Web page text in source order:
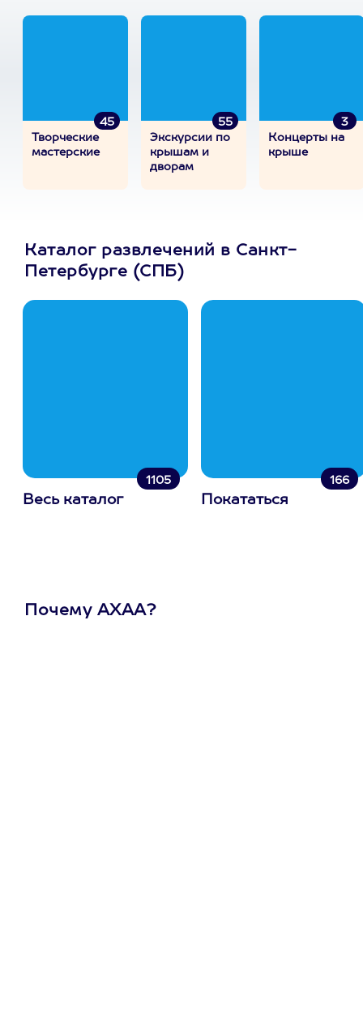
45
Творческие
мастерские
55
Экскурсии по
крышам и
дворам
3
Концерты на
крыше
Каталог развлечений в Санкт-
Петербурге (СПБ)
1105
Весь каталог
166
Покататься
Почему АХАА?